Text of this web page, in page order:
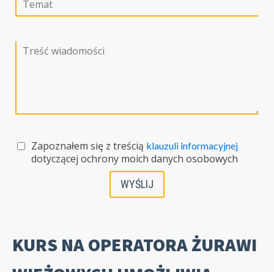
Zapoznałem się z treścią klauzuli informacyjnej
dotyczącej ochrony moich danych osobowych
WYŚLIJ
KURS NA OPERATORA ŻURAWI